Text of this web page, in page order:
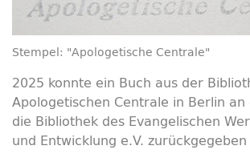
Stempel: "Apologetische Centrale"
2025 konnte ein Buch aus der
Apologetischen Centrale in Berlin
die Bibliothek des Evangelischen
und Entwicklung e.V.